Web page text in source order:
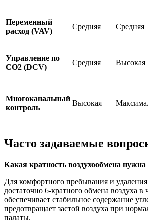
Переменный
расход (VAV)
Средняя Средняя
Управление по
CO2 (DCV)
Средняя Высокая
Многоканальный
контроль
Высокая
Часто задаваемые
Какая кратность воздухообмена
Для комфортного пребывания и удаления
достаточно 6-кратного обмена воздуха в
обеспечивает стабильное содержание
предотвращает застой воздуха при
палаты.